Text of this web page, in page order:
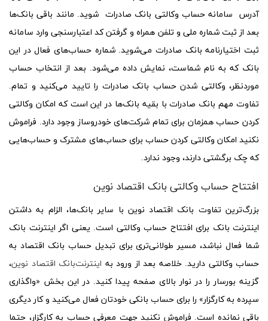
آدرس سامانه حساب وکالتی بانک صادرات شوید. مانند باقی بانک‌ها
بعد از ثبت شماره ملی و تلفن همراه و گرفتن کد اعتبارسنجی وارد سامانه
ثبت اختیارنامه بانک صادرات می‌شوید. شماره حساب‌های فعال در این
بانک که به نام شماست، نمایش داده می‌شود. بعد از انتخاب حساب
موردنظر، وکالتی شدن حساب بانک صادرات را تایید می‌کنید و تمام.
تفاوت مهم بانک صادرات با بقیه بانک‌ها در این است که امکان وکالتی
کردن حساب همزمان برای تمام شرکت‌های خودروساز وجود دارد. فراموش
نکنید امکان وکالتی کردن حساب برای حساب‌های مشترک و حساب‌هایی
که چک برگشتی دارند، وجود ندارد.
افتتاح حساب وکالتی بانک اقتصاد نوین
بزرگ‌ترین تفاوت بانک اقتصاد نوین با سایر بانک‌ها، الزام به داشتن
اینترنت بانک برای افتتاح حساب وکالتی است. یعنی اگر اینترنت بانک
شما فعال نباشد، مسیر طولانی‌تری برای تبدیل حساب بانک اقتصاد به
حساب وکالتی دارید. خلاصه بعد از ورود به اینترنت‌بانک اقتصاد نوین،
گزینه بورسار را در نوار بالای صفحه پیدا کنید. در این بخش «واگذاری
سپرده به کارگزار» را برای حساب بانکی خودتان فعال می‌کنید و کار دیگری
باقی نمانده است. فراموش نکنید جهت معرفی حساب به کارگزار، حتما